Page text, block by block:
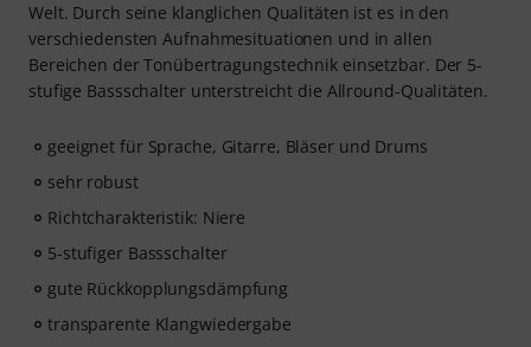
Welt. Durch seine klanglichen Qualitäten ist es in den
verschiedensten Aufnahmesituationen und in allen
Bereichen der Tonübertragungstechnik einsetzbar. Der 5-
stufige Bassschalter unterstreicht die Allround-Qualitäten.
geeignet für Sprache, Gitarre, Bläser und Drums
sehr robust
Richtcharakteristik: Niere
5-stufiger Bassschalter
gute Rückkopplungsdämpfung
transparente Klangwiedergabe